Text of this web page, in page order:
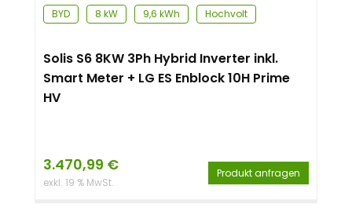
BYD
8 kW 9,6 kWh Hochvolt
Solis S6 8KW 3Ph Hybrid Inverter inkl.
Smart Meter + LG ES Enblock 10H Prime
HV
3.470,99 €
exkl. 19 % MwSt.
Produkt anfragen